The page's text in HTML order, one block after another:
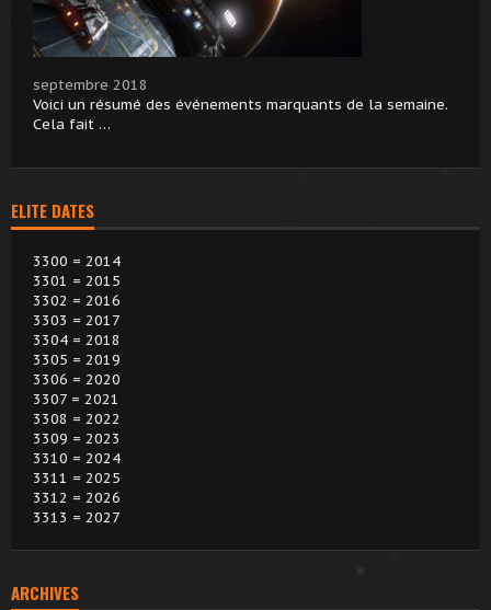
septembre 2018
Voici un résumé des événements marquants de la semaine.
Cela fait …
ELITE DATES
3300 = 2014
3301 = 2015
3302 = 2016
3303 = 2017
3304 = 2018
3305 = 2019
3306 = 2020
3307 = 2021
3308 = 2022
3309 = 2023
3310 = 2024
3311 = 2025
3312 = 2026
3313 = 2027
ARCHIVES